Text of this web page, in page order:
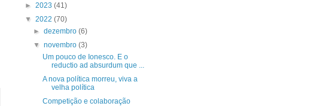
► 2023 (41)
▼ 2022 (70)
►dezembro(6)
▼novembro(3)
Um pouco de Ionesco. E o
reductio ad absurdum que ...
A nova política morreu, viva a
velha política
Competição e colaboração